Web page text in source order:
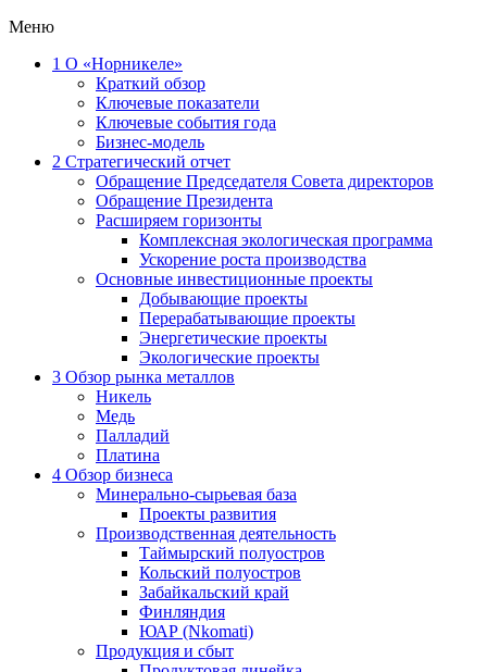
Меню
1 О «Норникеле»
Краткий обзор
Ключевые показатели
Ключевые события года
Бизнес-модель
2 Стратегический отчет
Обращение Председателя Совета директоров
Обращение Президента
Расширяем горизонты
Комплексная экологическая программа
Ускорение роста производства
Основные инвестиционные проекты
Добывающие проекты
Перерабатывающие проекты
Энергетические проекты
Экологические проекты
3 Обзор рынка металлов
Никель
Медь
Палладий
Платина
4 Обзор бизнеса
Минерально-сырьевая база
Проекты развития
Производственная деятельность
Таймырский полуостров
Кольский полуостров
Забайкальский край
Финляндия
ЮАР (Nkomati)
Продукция и сбыт